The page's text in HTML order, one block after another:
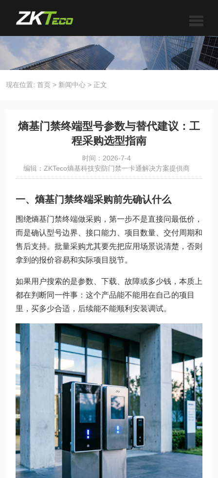
现在位置: 首页 > 新闻中心 > 正文
熵基门禁终端型号参数与替代建议：工
程采购选型指南
时间：2026-7-4
编辑：ZKTeco熵基科技安防门禁一卡通解决方案提供商
一、熵基门禁终端采购前先确认什么
围绕熵基门禁终端做采购，第一步不是直接问最低价，
而是确认型号边界、接口能力、项目数量、交付周期和
售后支持。批量采购尤其要先把应用场景说清楚，否则
拿到的报价容易和实际项目脱节。
如果用户搜索的是参数、下载、故障或多少钱，本质上
都在判断同一件事：这个产品能不能用在自己的项目
里，买多少合适，后续能不能顺利安装调试。